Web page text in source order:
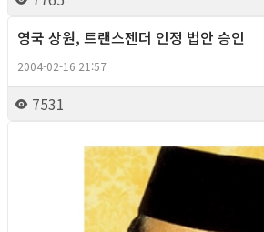
영국 상원, 트랜스젠더 인정 법안 승인
2004-02-16 21:57
7531